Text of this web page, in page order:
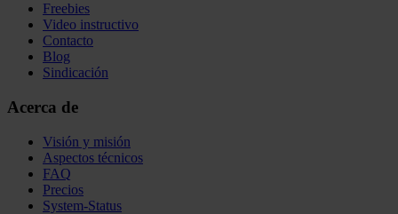
Freebies
Video instructivo
Contacto
Blog
Sindicación
Acerca de
Visión y misión
Aspectos técnicos
FAQ
Precios
System-Status